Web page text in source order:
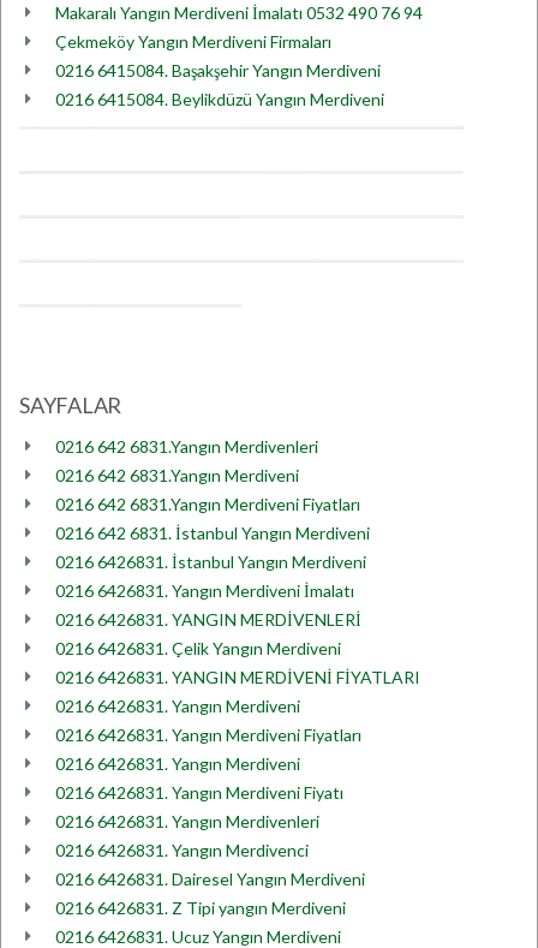
Makaralı Yangın Merdiveni İmalatı 0532 490 76 94
Çekmeköy Yangın Merdiveni Firmaları
0216 6415084. Başakşehir Yangın Merdiveni
0216 6415084. Beylikdüzü Yangın Merdiveni
SAYFALAR
0216 642 6831.Yangın Merdivenleri
0216 642 6831.Yangın Merdiveni
0216 642 6831.Yangın Merdiveni Fiyatları
0216 642 6831. İstanbul Yangın Merdiveni
0216 6426831. İstanbul Yangın Merdiveni
0216 6426831. Yangın Merdiveni İmalatı
0216 6426831. YANGIN MERDİVENLERİ
0216 6426831. Çelik Yangın Merdiveni
0216 6426831. YANGIN MERDİVENİ FİYATLARI
0216 6426831. Yangın Merdiveni
0216 6426831. Yangın Merdiveni Fiyatları
0216 6426831. Yangın Merdiveni
0216 6426831. Yangın Merdiveni Fiyatı
0216 6426831. Yangın Merdivenleri
0216 6426831. Yangın Merdivenci
0216 6426831. Dairesel Yangın Merdiveni
0216 6426831. Z Tipi yangın Merdiveni
0216 6426831. Ucuz Yangın Merdiveni